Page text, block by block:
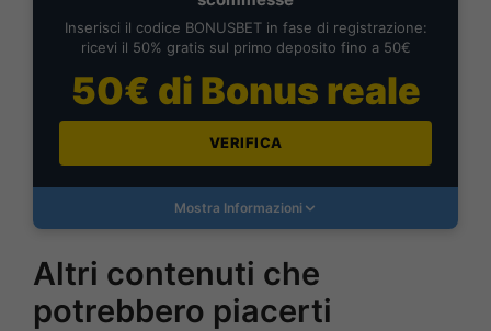
Inserisci il codice BONUSBET in fase di registrazione:
ricevi il 50% gratis sul primo deposito fino a 50€
50€ di Bonus reale
VERIFICA
Mostra Informazioni
Altri contenuti che
potrebbero piacerti